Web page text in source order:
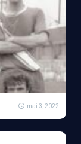
mai 3, 2022